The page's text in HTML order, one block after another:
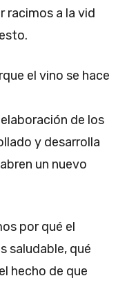
racimos a la vid
el vino se hace
de los
y desarrolla
un nuevo
por qué el
saludable, qué
hecho de que